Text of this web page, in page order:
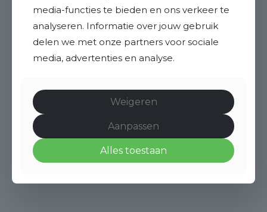
media-functies te bieden en ons verkeer te
analyseren. Informatie over jouw gebruik
delen we met onze partners voor sociale
media, advertenties en analyse.
Weigeren
Aanpassen
Alles toestaan